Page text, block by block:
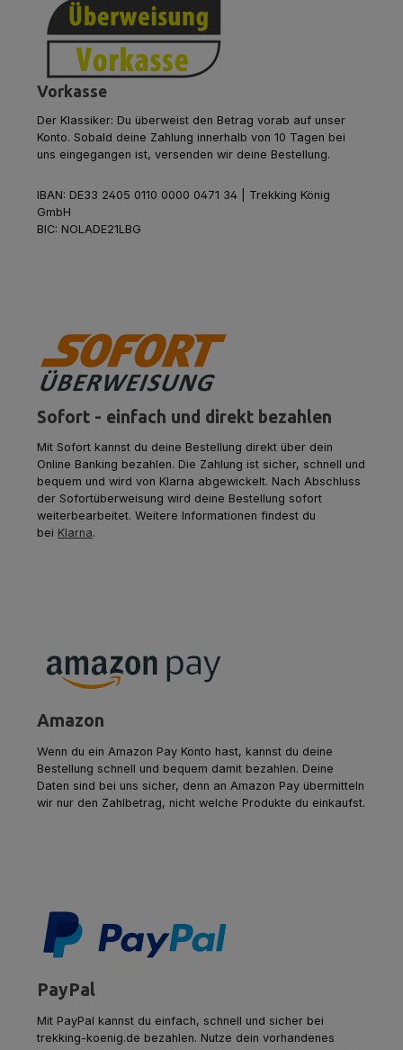
Vorkasse
Der Klassiker: Du überweist den Betrag vorab auf unser
Konto. Sobald deine Zahlung innerhalb von 10 Tagen bei
uns eingegangen ist, versenden wir deine Bestellung.
IBAN: DE33 2405 0110 0000 0471 34 | Trekking König
GmbH
BIC: NOLADE21LBG
Sofort - einfach und direkt bezahlen
Mit Sofort kannst du deine Bestellung direkt über dein
Online Banking bezahlen. Die Zahlung ist sicher, schnell und
bequem und wird von Klarna abgewickelt. Nach Abschluss
der Sofortüberweisung wird deine Bestellung sofort
weiterbearbeitet. Weitere Informationen findest du
bei Klarna.
Amazon
Wenn du ein Amazon Pay Konto hast, kannst du deine
Bestellung schnell und bequem damit bezahlen. Deine
Daten sind bei uns sicher, denn an Amazon Pay übermitteln
wir nur den Zahlbetrag, nicht welche Produkte du einkaufst.
PayPal
Mit PayPal kannst du einfach, schnell und sicher bei
trekking-koenig.de bezahlen. Nutze dein vorhandenes